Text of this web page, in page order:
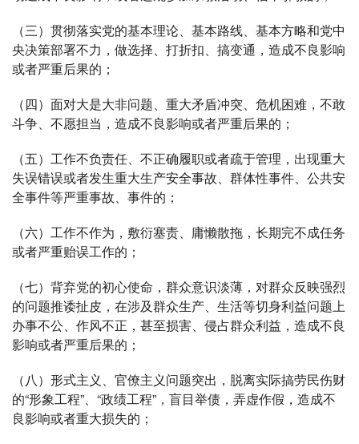
（三）贯彻落实党的基本理论、基本路线、基本方略和党中
央决策部署不力，做选择、打折扣、搞变通，造成不良影响
或者严重后果的；
（四）面对大是大非问题、重大矛盾冲突、危机困难，不敢
斗争、不愿担当，造成不良影响或者严重后果的；
（五）工作不负责任、不正确履职或者疏于管理，出现重大
失误错误或者发生重大生产安全事故、群体性事件、公共安
全事件等严重事故、事件的；
（六）工作不作为，敷衍塞责、庸懒散拖，长期完不成任务
或者严重贻误工作的；
（七）背弃党的初心使命，群众意识淡薄，对群众反映强烈
的问题推诿扯皮，在涉及群众生产、生活等切身利益问题上
办事不公、作风不正，甚至损害、侵占群众利益，造成不良
影响或者严重后果的；
（八）形式主义、官僚主义问题突出，脱离实际搞劳民伤财
的“形象工程”、“政绩工程”，盲目举债，弄虚作假，造成不
良影响或者重大损失的；